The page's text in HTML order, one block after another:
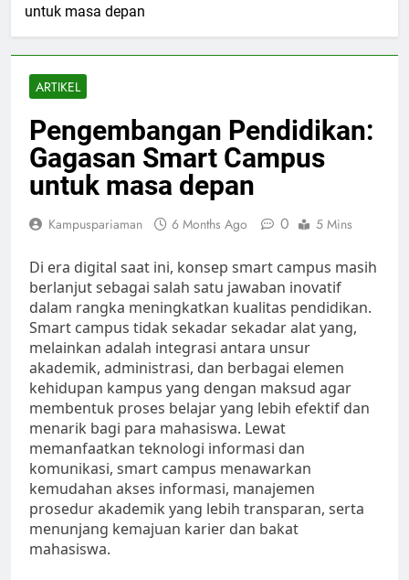
untuk masa depan
ARTIKEL
Pengembangan Pendidikan:
Gagasan Smart Campus
untuk masa depan
Kampuspariaman 6 Months Ago 0 5 Mins
Di era digital saat ini, konsep smart campus masih
berlanjut sebagai salah satu jawaban inovatif
dalam rangka meningkatkan kualitas pendidikan.
Smart campus tidak sekadar sekadar alat yang,
melainkan adalah integrasi antara unsur
akademik, administrasi, dan berbagai elemen
kehidupan kampus yang dengan maksud agar
membentuk proses belajar yang lebih efektif dan
menarik bagi para mahasiswa. Lewat
memanfaatkan teknologi informasi dan
komunikasi, smart campus menawarkan
kemudahan akses informasi, manajemen
prosedur akademik yang lebih transparan, serta
menunjang kemajuan karier dan bakat
mahasiswa.